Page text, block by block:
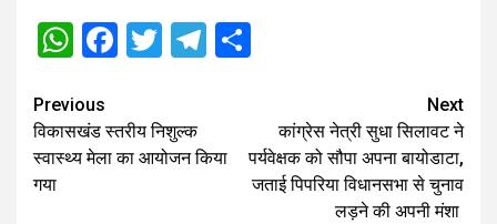
WhatsApp
Facebook
TwitterTelegram
Post
navigation
Previous
विकासखंड स्तरीय निशुल्क
स्वास्थ्य मेला का आयोजन किया
गया
Next
कांग्रेस नेत्री सुधा सिलावट ने
पर्यवेक्षक को सौपा अपना बायोडाटा,
जताई पिपरिया विधानसभा से चुनाव
लड़ने की अपनी मंशा